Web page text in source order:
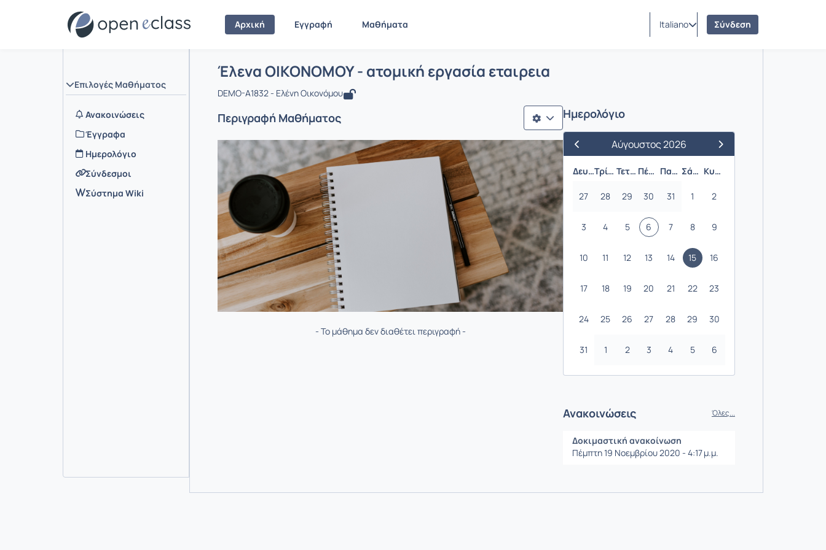
Αρχική Εγγραφή Μαθήματα Italiano Σύνδεση
Επιλογές Μαθήματος
Ανακοινώσεις
Έγγραφα
Ημερολόγιο
Σύνδεσμοι
Σύστημα Wiki
Αρχική Σελίδα
Μάθημα : Έλενα ΟΙΚΟΝΟΜΟΥ - ατομική εργασία εταιρεια
Έλενα ΟΙΚΟΝΟΜΟΥ - ατομική εργασία εταιρεια
DEMO-A1832 - Ελένη Οικονόμου
Περιγραφή Μαθήματος
- Το μάθημα δεν διαθέτει περιγραφή -
Ημερολόγιο
Προηγούμενος Μήνας
Αύγουστος 2026
Επόμενος Μήνας
Δευτέρα
Τρίτη Τετάρτη Πέμπτη Παρασκευή Σάββατο Κυριακή
27 28 29 30 31 1 2
3 4 5 6 7 8 9
10 11 12 13 14 15 16
17 18 19 20 21 22 23
24 25 26 27 28 29 30
31 1 2 3 4 5 6
Ανακοινώσεις Όλες...
Δοκιμαστική ανακοίνωση
Πέμπτη 19 Νοεμβρίου 2020 - 4:17 μ.μ.